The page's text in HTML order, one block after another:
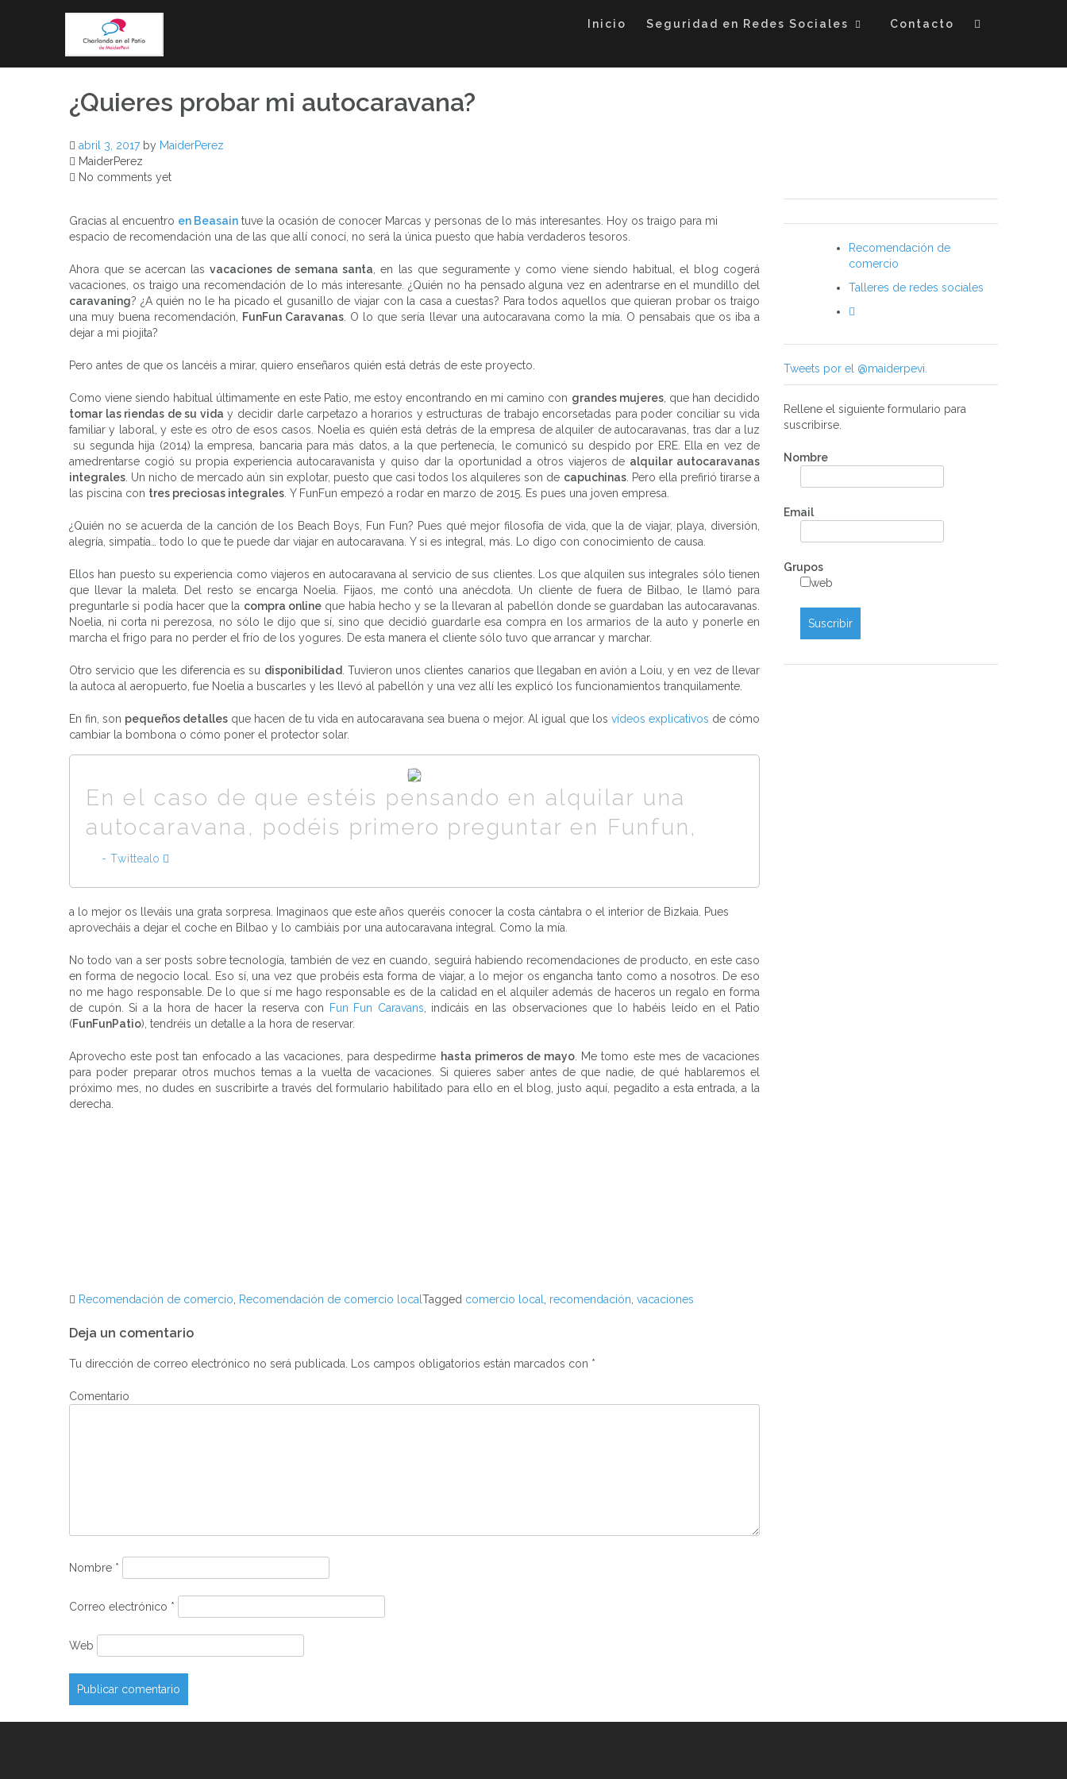
Inicio Seguridad en Redes Sociales Contacto
¿Quieres probar mi autocaravana?
abril 3, 2017by MaiderPerez
MaiderPerez
No comments yet
Gracias al encuentro en Beasain tuve la ocasión de conocer Marcas y personas de lo más interesantes. Hoy os traigo para mi
espacio de recomendación una de las que allí conocí, no será la única puesto que había verdaderos tesoros.
Ahora que se acercan lasvacaciones de semana santa , en las que seguramente y como viene siendo habitual, el blog cogerá
vacaciones, os traigo una recomendación de lo más interesante. ¿Quién no ha pensado alguna vez en adentrarse en el mundillo del
caravaning? ¿A quién no le ha picado el gusanillo de viajar con la casa a cuestas? Para todos aquellos que quieran probar os traigo
una muy buena recomendación,
FunFun Caravanas . O lo que sería llevar una autocaravana como la mía. O pensabais que os iba a
dejar a mi piojita?
Pero antes de que os lancéis a mirar, quiero enseñaros quién está detrás de este proyecto.
Como viene siendo habitual últimamente en este Patio, me estoy encontrando en mi camino con grandes mujeres, que han decidido
tomar las riendas de su vida y decidir darle carpetazo a horarios y estructuras de trabajo encorsetadas para poder conciliar su vida
familiar y laboral, y este es otro de esos casos. Noelia es quién está detrás de la empresa de alquiler de autocaravanas, tras dar a luz
su segunda hija (2014) la empresa, bancaria para más datos, a la que pertenecía, le comunicó su despido por ERE. Ella en vez de
amedrentarse cogió su propia experiencia autocaravanista y quiso dar la oportunidad a otros viajeros de alquilar autocaravanas
integrales . Un nicho de mercado aún sin explotar, puesto que casi todos los alquileres son de capuchinas. Pero ella prefirió tirarse a
las piscina con tres preciosas integrales . Y FunFun empezó a rodar en marzo de 2015. Es pues una joven empresa.
¿Quién no se acuerda de la canción de los Beach Boys, Fun Fun? Pues qué mejor filosofía de vida, que la de viajar, playa, diversión,
alegría, simpatía… todo lo que te puede dar viajar en autocaravana. Y si es integral, más. Lo digo con conocimiento de causa.
Ellos han puesto su experiencia como viajeros en autocaravana al servicio de sus clientes. Los que alquilen sus integrales sólo tienen
que llevar la maleta. Del resto se encarga Noelia. Fijaos, me contó una anécdota. Un cliente de fuera de Bilbao, le llamó para
preguntarle si podía hacer que la compra online que había hecho y se la llevaran al pabellón donde se guardaban las autocaravanas.
Noelia, ni corta ni perezosa, no sólo le dijo que sí, sino que decidió guardarle esa compra en los armarios de la auto y ponerle en
marcha el frigo para no perder el frío de los yogures. De esta manera el cliente sólo tuvo que arrancar y marchar.
Otro servicio que les diferencia es su disponibilidad . Tuvieron unos clientes canarios que llegaban en avión a Loiu, y en vez de llevar
la autoca al aeropuerto, fue Noelia a buscarles y les llevó al pabellón y una vez allí les explicó los funcionamientos tranquilamente.
En fin, son pequeños detalles que hacen de tu vida en autocaravana sea buena o mejor. Al igual que los vídeos explicativos de cómo
cambiar la bombona o cómo poner el protector solar.
En el caso de que estéis pensando en alquilar una
autocaravana, podéis primero preguntar en Funfun,
- Twittealo
a lo mejor os lleváis una grata sorpresa. Imaginaos que este años queréis conocer la costa cántabra o el interior de Bizkaia. Pues
aprovecháis a dejar el coche en Bilbao y lo cambiáis por una autocaravana integral. Como la mía.
No todo van a ser posts sobre tecnología, también de vez en cuando, seguirá habiendo recomendaciones de producto, en este caso
en forma de negocio local. Eso sí, una vez que probéis esta forma de viajar, a lo mejor os engancha tanto como a nosotros. De eso
no me hago responsable. De lo que sí me hago responsable es de la calidad en el alquiler además de haceros un regalo en forma
de cupón. Si a la hora de hacer la reserva con
Fun Fun Caravans, indicáis en las observaciones que lo habéis leído en el Patio
(FunFunPatio), tendréis un detalle a la hora de reservar.
Aprovecho este post tan enfocado a las vacaciones, para despedirme hasta primeros de mayo. Me tomo este mes de vacaciones
para poder preparar otros muchos temas a la vuelta de vacaciones. Si quieres saber antes de que nadie, de qué hablaremos el
próximo mes, no dudes en suscribirte a través del formulario habilitado para ello en el blog, justo aquí, pegadito a esta entrada, a la
derecha.
Recomendación de comercio, Recomendación de comercio localTagged comercio local, recomendación, vacaciones
Navegación
de
Deja un comentario
Tu dirección de correo electrónico no será publicada. Los campos obligatorios están marcados con *
Comentario
Nombre *
Correo electrónico *
Web
Recomendación de
comercio
Talleres de redes sociales
Tweets por el @maiderpevi.
Rellene el siguiente formulario para
suscribirse.
Nombre
Email
Grupos
web